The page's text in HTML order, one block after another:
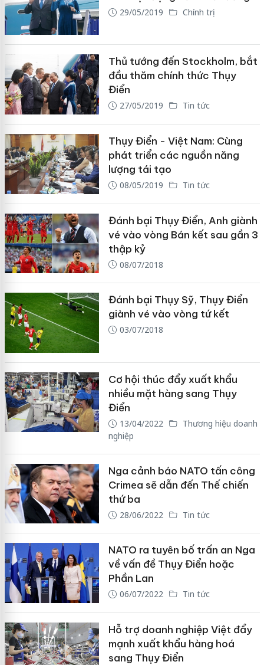
29/05/2019 Chính trị
Thủ tướng đến Stockholm, bắt
đầu thăm chính thức Thụy
Điển
27/05/2019 Tin tức
Thụy Điển - Việt Nam: Cùng
phát triển các nguồn năng
lượng tái tạo
08/05/2019 Tin tức
Đánh bại Thụy Điển, Anh giành
vé vào vòng Bán kết sau gần 3
thập kỷ
08/07/2018
Đánh bại Thụy Sỹ, Thụy Điển
giành vé vào vòng tứ kết
03/07/2018
Cơ hội thúc đẩy xuất khẩu
nhiều mặt hàng sang Thụy
Điển
13/04/2022
Thương hiệu doanh
nghiệp
Nga cảnh báo NATO tấn công
Crimea sẽ dẫn đến Thế chiến
thứ ba
28/06/2022 Tin tức
NATO ra tuyên bố trấn an Nga
về vấn đề Thụy Điển hoặc
Phần Lan
06/07/2022 Tin tức
Hỗ trợ doanh nghiệp Việt đẩy
mạnh xuất khẩu hàng hoá
sang Thụy Điển